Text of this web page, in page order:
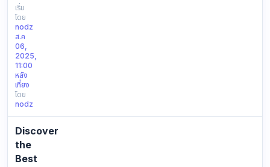
อุทยาน
แห่ง
ชา
ติฯ
ได้
ประกาศ
ปิด
อ่าว
มา
ห
ยา
การ
ชั…
เริ่ม
โดย
nodz
ส.ค
06,
2025,
11:00
หลัง
เที่ยง
โดย
nodz
Discover
the
Best